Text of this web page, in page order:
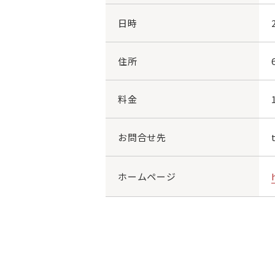
日時
住所
料金
お問合せ先
ホームページ